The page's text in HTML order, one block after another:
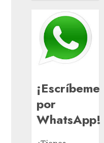
¡Escríbeme
por
WhatsApp!